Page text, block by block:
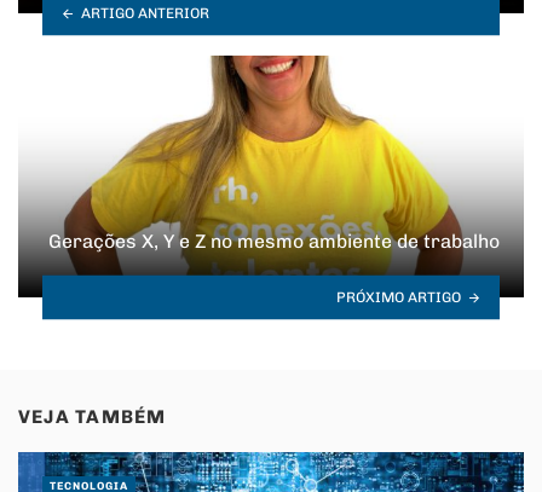
ARTIGO ANTERIOR
Gerações X, Y e Z no mesmo ambiente de trabalho
PRÓXIMO ARTIGO
VEJA TAMBÉM
TECNOLOGIA